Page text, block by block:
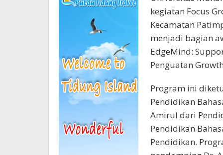
kegiatan Focus
Kecamatan
menjadi bagian
EdgeMind:
Penguatan
Program ini
Pendidikan
Amirul dari
Pendidikan
Pendidikan.